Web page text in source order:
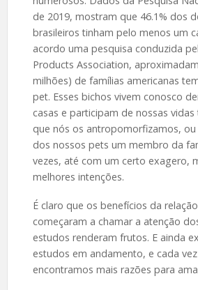
de 2019, mostram que 46.1% dos
brasileiros tinham pelo menos um
acordo uma pesquisa conduzida
Products Association,
milhões) de famílias americanas
pet. Esses bichos vivem conosco
casas e participam de nossas
que nós os antropomorfizamos,
dos nossos pets um membro da
vezes, até com um certo exagero,
melhores intenções.
É claro que os benefícios da
começaram a chamar a atenção
estudos renderam frutos. E ainda
estudos em andamento, e cada
encontramos mais razões para